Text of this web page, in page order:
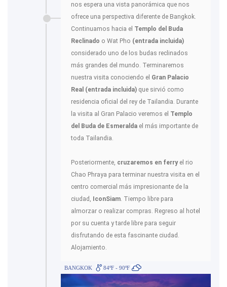
nos espera una vista panorámica que nos
ofrece una perspectiva diferente de Bangkok.
Continuamos hacia el Templo del Buda
Reclinado o Wat Pho (entrada incluida)
considerado uno de los budas reclinados
más grandes del mundo. Terminaremos
nuestra visita conociendo el Gran Palacio
Real (entrada incluida) que sirvió como
residencia oficial del rey de Tailandia. Durante
la visita al Gran Palacio veremos el Templo
del Buda de Esmeralda el más importante de
toda Tailandia.
Posteriormente, cruzaremos en ferry el rio
Chao Phraya para terminar nuestra visita en el
centro comercial más impresionante de la
ciudad, IconSiam . Tiempo libre para
almorzar o realizar compras. Regreso al hotel
por su cuenta y tarde libre para seguir
disfrutando de esta fascinante ciudad.
Alojamiento.
BANGKOK 84ºF - 90ºF